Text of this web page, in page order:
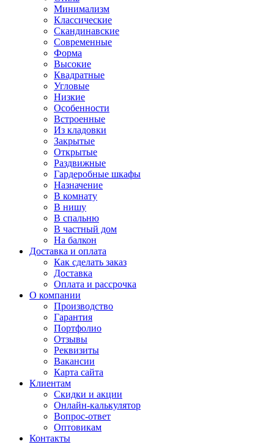
Минимализм
Классические
Скандинавские
Современные
Форма
Высокие
Квадратные
Угловые
Низкие
Особенности
Встроенные
Из кладовки
Закрытые
Открытые
Раздвижные
Гардеробные шкафы
Назначение
В комнату
В нишу
В спальню
В частный дом
На балкон
Доставка и оплата
Как сделать заказ
Доставка
Оплата и рассрочка
О компании
Производство
Гарантия
Портфолио
Отзывы
Реквизиты
Вакансии
Карта сайта
Клиентам
Скидки и акции
Онлайн-калькулятор
Вопрос-ответ
Оптовикам
Контакты